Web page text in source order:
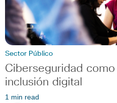
Sector Público
Ciberseguridad
inclusión digital
1 min read